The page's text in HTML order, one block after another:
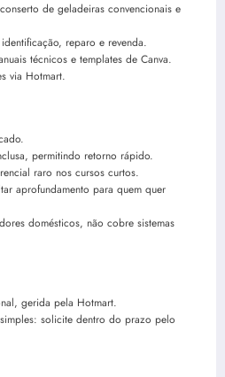
de geladeiras convencionais e
reparo e revenda.
técnicos e templates de Canva.
via Hotmart.
permitindo retorno rápido.
raro nos cursos curtos.
aprofundamento para quem quer
domésticos, não cobre sistemas
gerida pela Hotmart.
solicite dentro do prazo pelo